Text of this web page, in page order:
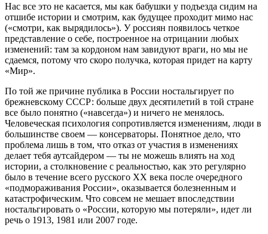
Нас все это не касается, мы как бабушки у подъезда сидим на
отшибе истории и смотрим, как будущее проходит мимо нас
(«смотри, как вырядилось»). У россиян появилось четкое
представление о себе, построенное на отрицании любых
изменений: там за кордоном нам завидуют враги, но мы не
сдаемся, потому что скоро получка, которая придет на карту
«Мир».
По той же причине публика в России ностальгирует по
брежневскому СССР: больше двух десятилетий в той стране
все было понятно («навсегда») и ничего не менялось.
Человеческая психология сопротивляется изменениям, люди в
большинстве своем — консерваторы. Понятное дело, что
проблема лишь в том, что отказ от участия в изменениях
делает тебя аутсайдером — ты не можешь влиять на ход
истории, а столкновение с реальностью, как это регулярно
было в течение всего русского XX века после очередного
«подмораживания России», оказывается болезненным и
катастрофическим. Что совсем не мешает впоследствии
ностальгировать о «России, которую мы потеряли», идет ли
речь о 1913, 1981 или 2007 годе.